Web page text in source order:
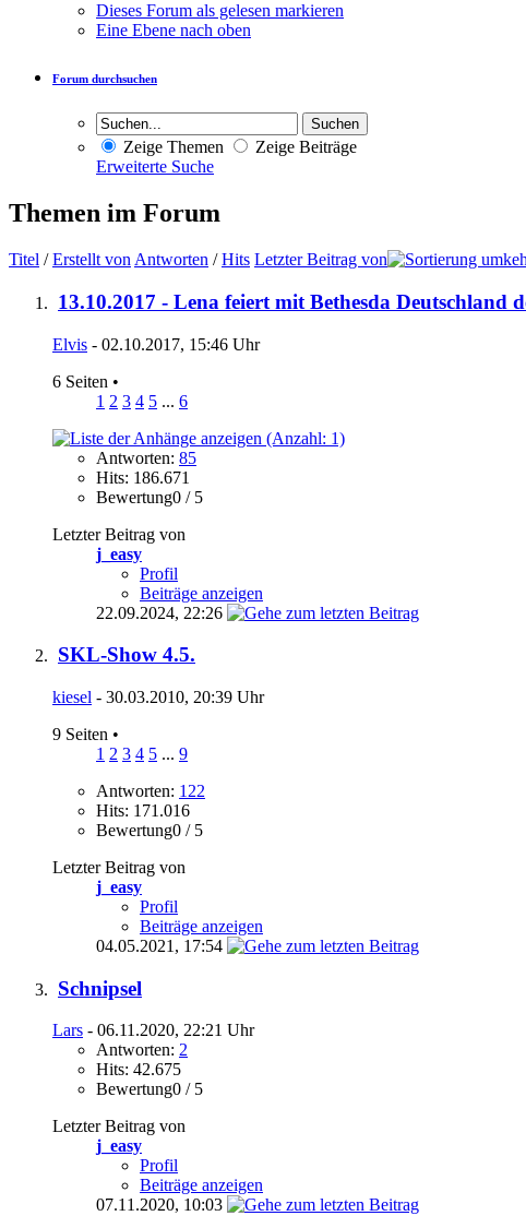
Dieses Forum als gelesen markieren
Eine Ebene nach oben
Forum durchsuchen
Zeige Themen
Zeige Beiträge
Erweiterte Suche
Themen im Forum
Titel /Erstellt von Antworten /Hits Letzter Beitrag von
13.10.2017 - Lena feiert mit Bethesda
Elvis - 02.10.2017, 15:46 Uhr
6 Seiten •
1 2 3 4 5 ... 6
Antworten: 85
Hits: 186.671
Bewertung0 / 5
Letzter Beitrag von
j_easy
Profil
Beiträge anzeigen
22.09.2024, 22:26
SKL-Show 4.5.
kiesel - 30.03.2010, 20:39 Uhr
9 Seiten •
1 2 3 4 5 ... 9
Antworten: 122
Hits: 171.016
Bewertung0 / 5
Letzter Beitrag von
j_easy
Profil
Beiträge anzeigen
04.05.2021, 17:54
Schnipsel
Lars - 06.11.2020, 22:21 Uhr
Antworten: 2
Hits: 42.675
Bewertung0 / 5
Letzter Beitrag von
j_easy
Profil
Beiträge anzeigen
07.11.2020, 10:03